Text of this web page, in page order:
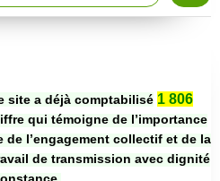
site a déjà comptabilisé 1 806
qui témoigne de l’importance
de l’engagement collectif et de la
de transmission avec dignité